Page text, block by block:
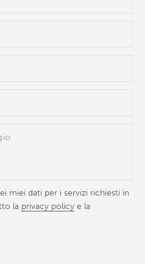
miei dati per i servizi richiesti in
la privacy policy e la